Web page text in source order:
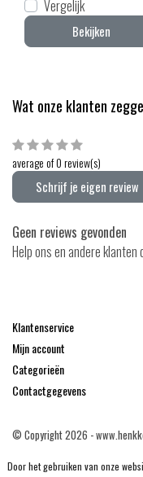
Vergelijk
Bekijken
Wat onze klanten
average of 0 review(s)
Schrijf je eigen review
Geen reviews gevonden
Help ons en andere
Klantenservice
Mijn account
Categorieën
Contactgegevens
© Copyright 2026 -
Door het gebruiken van onze